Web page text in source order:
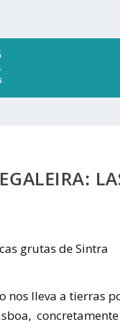
nos lleva a tierras